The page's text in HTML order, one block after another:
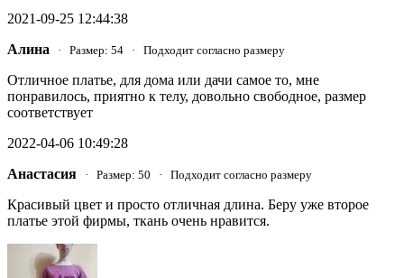
2021-09-25 12:44:38
Алина · Размер: 54 · Подходит согласно размеру
Отличное платье, для дома или дачи самое то, мне
понравилось, приятно к телу, довольно свободное, размер
соответствует
2022-04-06 10:49:28
Анастасия · Размер: 50 · Подходит согласно размеру
Красивый цвет и просто отличная длина. Беру уже второе
платье этой фирмы, ткань очень нравится.